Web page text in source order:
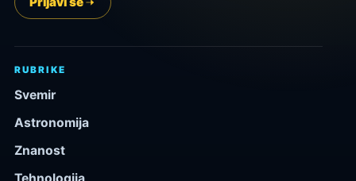
RUBRIKE
Svemir
Astronomija
Znanost